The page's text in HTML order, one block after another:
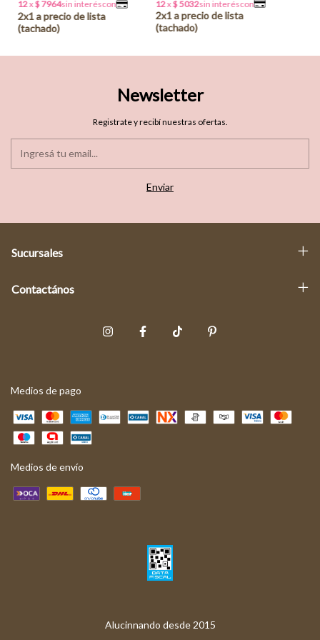
Newsletter
Registrate y recibí nuestras ofertas.
Sucursales
Contactános
Medios de pago
Medios de envío